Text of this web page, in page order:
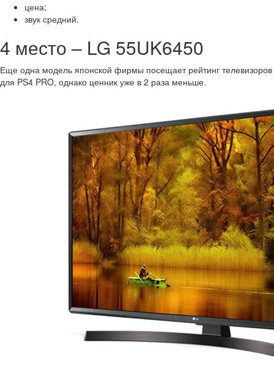
цена;
звук средний.
4 место – LG 55UK6450
Еще одна модель японской фирмы посещает рейтинг телевизоров
для PS4 PRO, однако ценник уже в 2 раза меньше.